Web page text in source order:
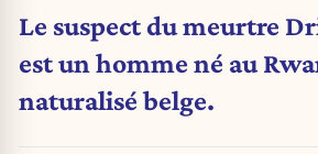
Le suspect du meurtre
est un homme né au
naturalisé belge.